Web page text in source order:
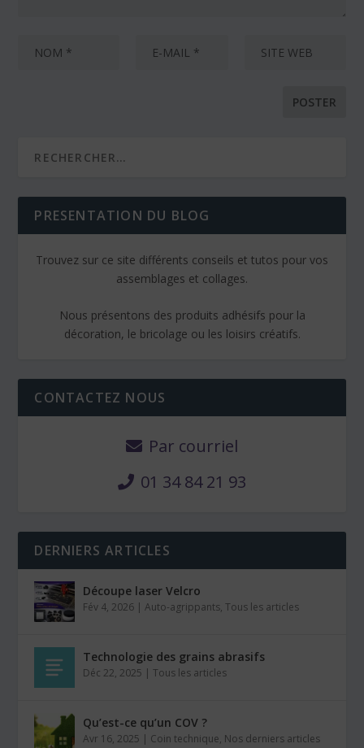
PRESENTATION DU BLOG
Trouvez sur ce site différents conseils et tutos pour vos
assemblages et collages.
Nous présentons des produits adhésifs pour la
décoration, le bricolage ou les loisirs créatifs.
CONTACTEZ NOUS
Par courriel
01 34 84 21 93
DERNIERS ARTICLES
Découpe laser Velcro
Fév 4, 2026 |Auto-agrippants,Tous les articles
Technologie des grains abrasifs
Déc 22, 2025 |Tous les articles
Qu’est-ce qu’un COV ?
Avr 16, 2025 | Coin technique, Nos derniers articles